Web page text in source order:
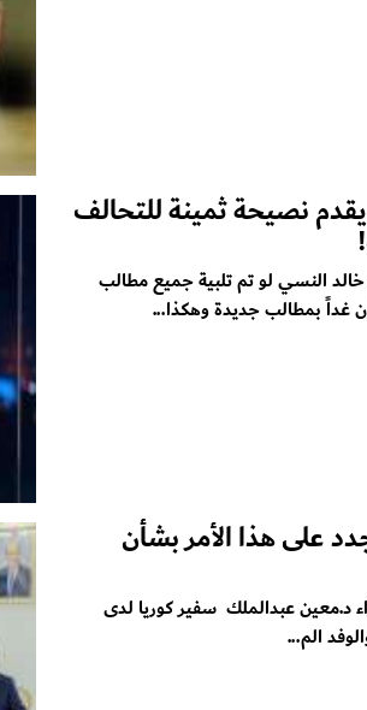
يقدم نصيحة ثمينة للتحالف
النسي ‏لو تم تلبية جميع مطالب
غداً بمطالب جديدة وهكذا...
على هذا الأمر بشأن
د.معين عبدالملك سفير كوريا لدى
الم...